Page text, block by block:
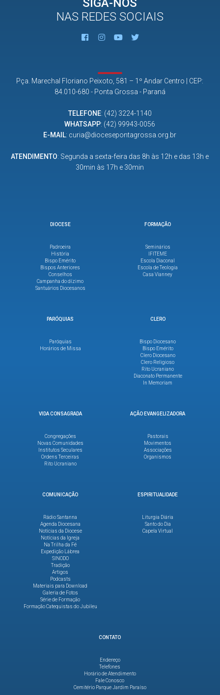
SIGA-NOS
NAS REDES SOCIAIS
Pça. Marechal Floriano Peixoto, 581 – 1º Andar Centro | CEP:
84.010-680 - Ponta Grossa - Paraná
TELEFONE: (42) 3224-1140
WHATSAPP: (42) 99943-0056
E-MAIL: curia@diocesepontagrossa.org.br
ATENDIMENTO: Segunda a sexta-feira das 8h às 12h e das 13h e
30min às 17h e 30min
DIOCESE
Padroeira
História
Bispo Emérito
Bispos Anteriores
Conselhos
Campanha do dízimo
Santuários Diocesanos
FORMAÇÃO
Seminários
IFITEME
Escola Diaconal
Escola de Teologia
Casa Vianney
PARÓQUIAS
Paróquias
Horários de Missa
CLERO
Bispo Diocesano
Bispo Emérito
Clero Diocesano
Clero Religioso
Rito Ucraniano
Diaconato Permanente
In Memoriam
VIDA CONSAGRADA
Congregações
Novas Comunidades
Institutos Seculares
Ordens Terceiras
Rito Ucraniano
AÇÃO EVANGELIZADORA
Pastorais
Movimentos
Associações
Organismos
COMUNICAÇÃO
Rádio Santanna
Agenda Diocesana
Notícias da Diocese
Notícias da Igreja
Na Trilha da Fé
Expedição Lábrea
SINODO
Tradição
Artigos
Podcasts
Materiais para Download
Galeria de Fotos
Série de Formação
Formação Catequistas do Jubileu
ESPIRITUALIDADE
Liturgia Diária
Santo do Dia
Capela Virtual
CONTATO
Endereço
Telefones
Horário de Atendimento
Fale Conosco
Cemitério Parque Jardim Paraíso